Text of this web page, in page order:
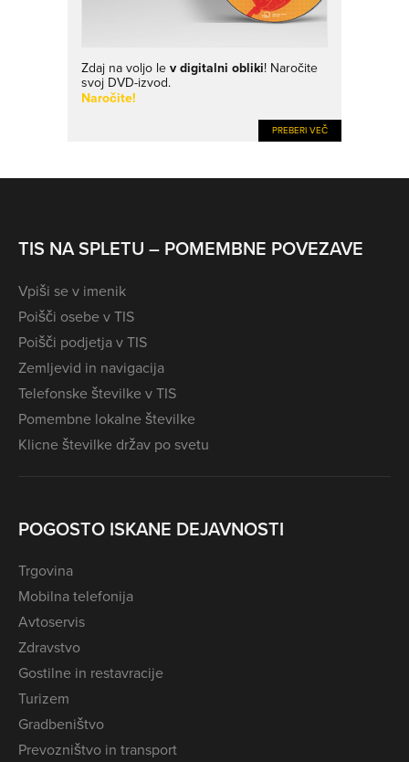
Zdaj na voljo le v digitalni obliki! Naročite
svoj DVD-izvod.
Naročite!
PREBERI VEČ
TIS NA SPLETU – POMEMBNE POVEZAVE
Vpiši se v imenik
Poišči osebe v TIS
Poišči podjetja v TIS
Zemljevid in navigacija
Telefonske številke v TIS
Pomembne lokalne številke
Klicne številke držav po svetu
POGOSTO ISKANE DEJAVNOSTI
Trgovina
Mobilna telefonija
Avtoservis
Zdravstvo
Gostilne in restavracije
Turizem
Gradbeništvo
Prevozništvo in transport